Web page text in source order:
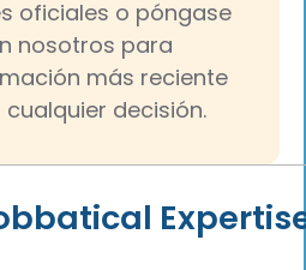
oficiales o póngase
nosotros para
más reciente
decisión.